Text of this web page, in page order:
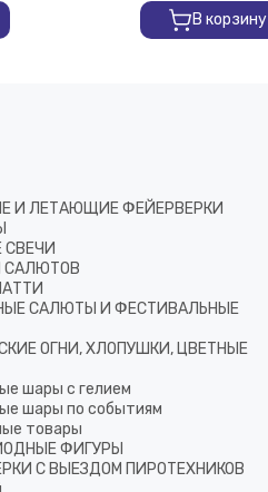
В корзину
И ЛЕТАЮЩИЕ ФЕЙЕРВЕРКИ
СВЕЧИ
САЛЮТОВ
САЛЮТЫ И ФЕСТИВАЛЬНЫЕ
ОГНИ, ХЛОПУШКИ, ЦВЕТНЫЕ
шары с гелием
шары по событиям
товары
ФИГУРЫ
С ВЫЕЗДОМ ПИРОТЕХНИКОВ